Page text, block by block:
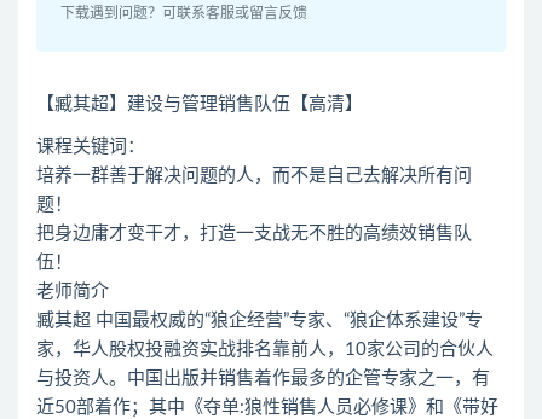
下载遇到问题？可联系客服或留言反馈
【臧其超】建设与管理销售队伍【高清】
课程关键词：
培养一群善于解决问题的人，而不是自己去解决所有问
题！
把身边庸才变干才，打造一支战无不胜的高绩效销售队
伍！
老师简介
臧其超 中国最权威的“狼企经营”专家、“狼企体系建设”专
家，华人股权投融资实战排名靠前人，10家公司的合伙人
与投资人。中国出版并销售着作最多的企管专家之一，有
近50部着作；其中《夺单:狼性销售人员必修课》和《带好